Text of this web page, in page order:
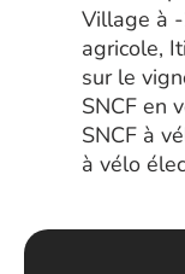
Village à
agricole,
sur le
SNCF en
SNCF à
à vélo